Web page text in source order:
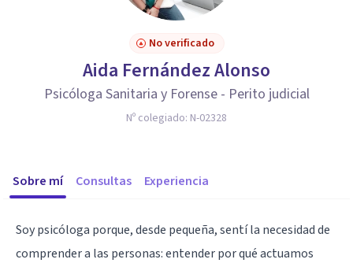
No verificado
Aida Fernández Alonso
Psicóloga Sanitaria y Forense - Perito judicial
Nº colegiado: N-02328
Sobre mí Consultas Experiencia
Soy psicóloga porque, desde pequeña, sentí la necesidad de
comprender a las personas: entender por qué actuamos